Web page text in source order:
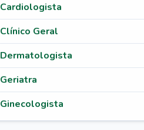
Cardiologista
Clínico Geral
Dermatologista
Geriatra
Ginecologista